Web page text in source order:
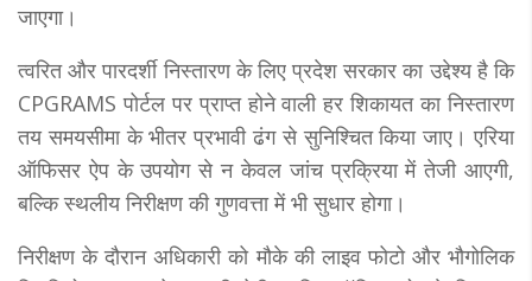
जाएगा।
त्वरित और पारदर्शी निस्तारण के लिए प्रदेश सरकार का उद्देश्य है कि
CPGRAMS पोर्टल पर प्राप्त होने वाली हर शिकायत का निस्तारण
तय समयसीमा के भीतर प्रभावी ढंग से सुनिश्चित किया जाए। एरिया
ऑफिसर ऐप के उपयोग से न केवल जांच प्रक्रिया में तेजी आएगी,
बल्कि स्थलीय निरीक्षण की गुणवत्ता में भी सुधार होगा।
निरीक्षण के दौरान अधिकारी को मौके की लाइव फोटो और भौगोलिक